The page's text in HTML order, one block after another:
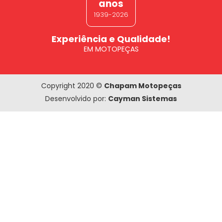
anos
1939-2026
Experiência e Qualidade!
EM MOTOPEÇAS
Copyright 2020 © Chapam Motopeças
Desenvolvido por: Cayman Sistemas